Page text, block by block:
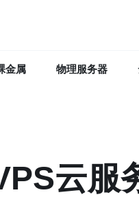
金属 物理服务器
云服